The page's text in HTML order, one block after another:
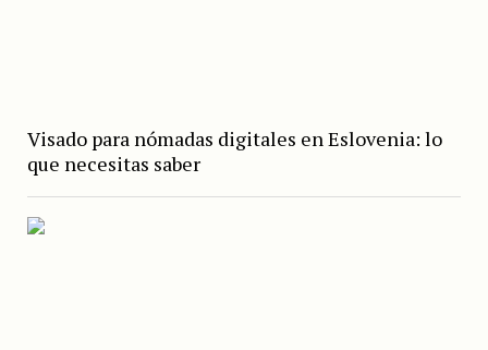
Visado para nómadas digitales en Eslovenia: lo
que necesitas saber